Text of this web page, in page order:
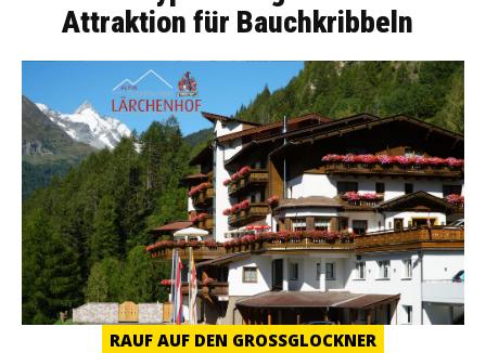
Attraktion für Bauchkribbeln
RAUF AUF DEN GROSSGLOCKNER